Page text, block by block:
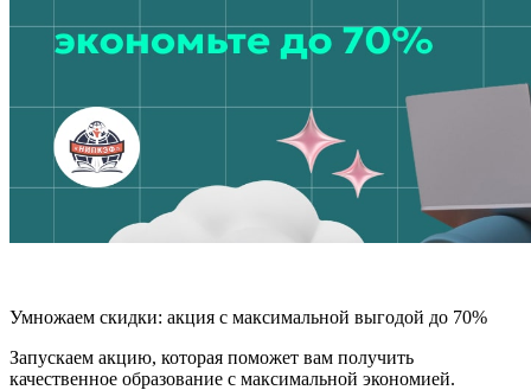
Умножаем скидки: акция с максимальной выгодой до 70%
Запускаем акцию, которая поможет вам получить
качественное образование с максимальной экономией.